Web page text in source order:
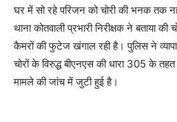
घर में सो रहे परिजन को चोरी की भनक तक
थाना कोतवाली प्रभारी निरीक्षक ने बताया
कैमरों की फुटेज खंगाल रही है। पुलिस ने
चोरों के विरुद्ध बीएनएस की धारा 305 के
मामले की जांच में जुटी हुई है।